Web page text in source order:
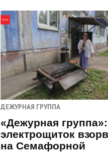
ДЕЖУРНАЯ ГРУППА
«Дежурная группа»:
электрощиток
на Семафорной